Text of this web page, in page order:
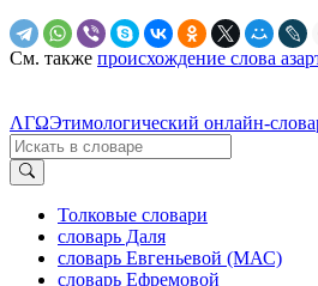
См. также происхождение слова
ΛΓΩЭтимологический онлайн-
Толковые словари
словарь Даля
словарь Евгеньевой (МАС)
словарь Ефремовой